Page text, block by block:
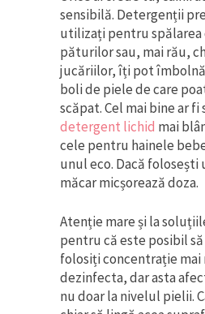
sensibilă. Detergenții
utilizați pentru spălarea
păturilor sau, mai rău,
jucăriilor, îți pot
boli de piele de care
scăpat. Cel mai bine ar
detergent lichid mai
cele pentru hainele
unul eco. Dacă
măcar micșorează doza.
Atenție mare și la
pentru că este posibil
folosiți concentrație mai
dezinfecta, dar asta
nu doar la nivelul pielii.